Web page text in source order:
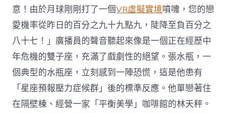
意！由於月球剛剛打了一個VR虛擬實境噴嚏，您的戀
愛機率從昨日的百分之九十九點九，陡降至負百分之
八十七！」廣播員的聲音聽起來像是一個正在經歷中
年危機的雙子座，充滿了戲劇性的絕望。張水瓶，一
個典型的水瓶座，立刻感到一陣恐慌，這是他患有
「星座預報壓力症候群」後的標準反應。他單戀著住
在隔壁棟、經營一家「平衡美學」咖啡館的林天秤。